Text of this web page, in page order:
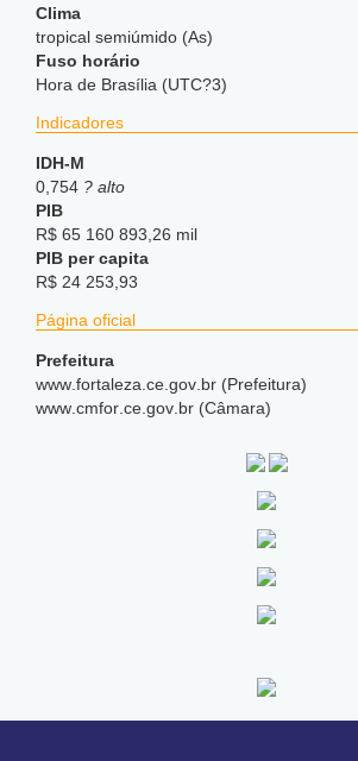
Clima
tropical semiúmido (As)
Fuso horário
Hora de Brasília (UTC?3)
Indicadores
IDH-M
0,754 ? alto
PIB
R$ 65 160 893,26 mil
PIB per capita
R$ 24 253,93
Página oficial
Prefeitura
www .fortaleza .ce .gov .br (Prefeitura)
www .cmfor .ce .gov .br (Câmara)